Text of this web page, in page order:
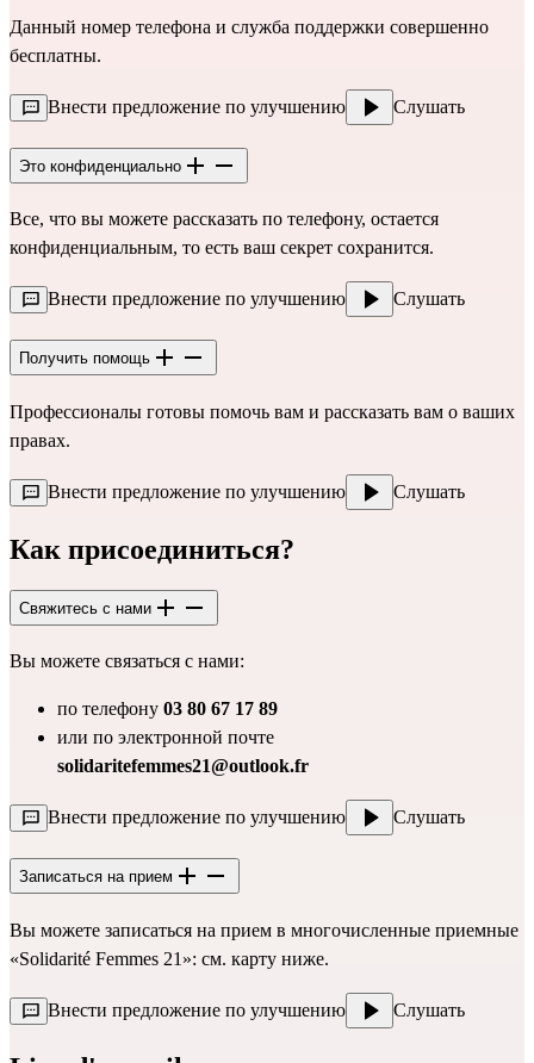
Данный номер телефона и служба поддержки совершенно
бесплатны.
Внести предложение по улучшению Слушать
Это конфиденциально
Все, что вы можете рассказать по телефону, остается
конфиденциальным, то есть ваш секрет сохранится.
Внести предложение по улучшению Слушать
Получить помощь
Профессионалы готовы помочь вам и рассказать вам о ваших
правах.
Внести предложение по улучшению Слушать
Как присоединиться?
Свяжитесь с нами
Вы можете связаться с нами:
по телефону 03 80 67 17 89
solidaritefemmes21@outlook.fr
Внести предложение по улучшению Слушать
Записаться на прием
Вы можете записаться на прием в многочисленные приемные
«Solidarité Femmes 21»: см. карту ниже.
Внести предложение по улучшению Слушать